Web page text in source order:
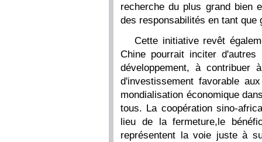
recherche du plus grand bien
des responsabilités en tant que
Cette initiative revêt
Chine pourrait inciter
développement, à contribuer
d'investissement favorable
mondialisation économique
tous. La coopération sino-
lieu de la fermeture,le
représentent la voie juste à